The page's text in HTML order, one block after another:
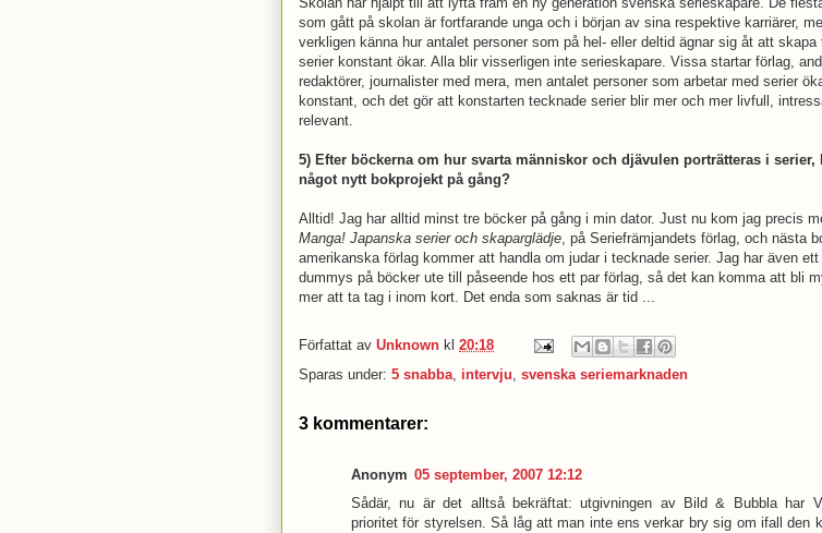
som gått på skolan är fortfarande unga och i början av sina respektive karriärer,
verkligen känna hur antalet personer som på hel- eller deltid ägnar sig åt att skapa
serier konstant ökar. Alla blir visserligen inte serieskapare. Vissa startar förlag,
redaktörer, journalister med mera, men antalet personer som arbetar med serier
konstant, och det gör att konstarten tecknade serier blir mer och mer livfull,
relevant.
5) Efter böckerna om hur svarta människor och djävulen porträtteras i serier,
något nytt bokprojekt på gång?
Alltid! Jag har alltid minst tre böcker på gång i min dator. Just nu kom jag precis
Manga! Japanska serier och skaparglädje, på Seriefrämjandets förlag, och nästa
amerikanska förlag kommer att handla om judar i tecknade serier. Jag har även ett
dummys på böcker ute till påseende hos ett par förlag, så det kan komma att bli
mer att ta tag i inom kort. Det enda som saknas är tid ...
Författat av Unknown kl 20:18
Sparas under: 5 snabba, intervju, svenska seriemarknaden
3 kommentarer:
Anonym 05 september, 2007 12:12
Sådär, nu är det alltså bekräftat: utgivningen av Bild & Bubbla har
prioritet för styrelsen. Så låg att man inte ens verkar bry sig om ifall den